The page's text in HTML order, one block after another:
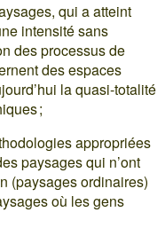
qui a atteint
intensité sans
des processus de
des espaces
la quasi-totalité
;
appropriées
paysages qui n’ont
(paysages ordinaires)
où les gens